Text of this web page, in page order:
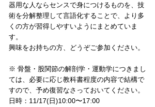
器用な人ならセンスで身につけるものを、技
術を分解整理して言語化することで、より多
くの方が習得しやすいようにまとめていま
す。
興味をお持ちの方、どうぞご参加ください。
※ 骨盤・股関節の解剖学・運動学につきまし
ては、必要に応じ教科書程度の内容で結構で
すので、予め復習なさっておいてください。
日時：11/17(日)10:00〜17:00